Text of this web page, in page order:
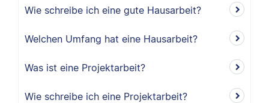
Wie schreibe ich eine gute Hausarbeit?
Welchen Umfang hat eine Hausarbeit?
Was ist eine Projektarbeit?
Wie schreibe ich eine Projektarbeit?